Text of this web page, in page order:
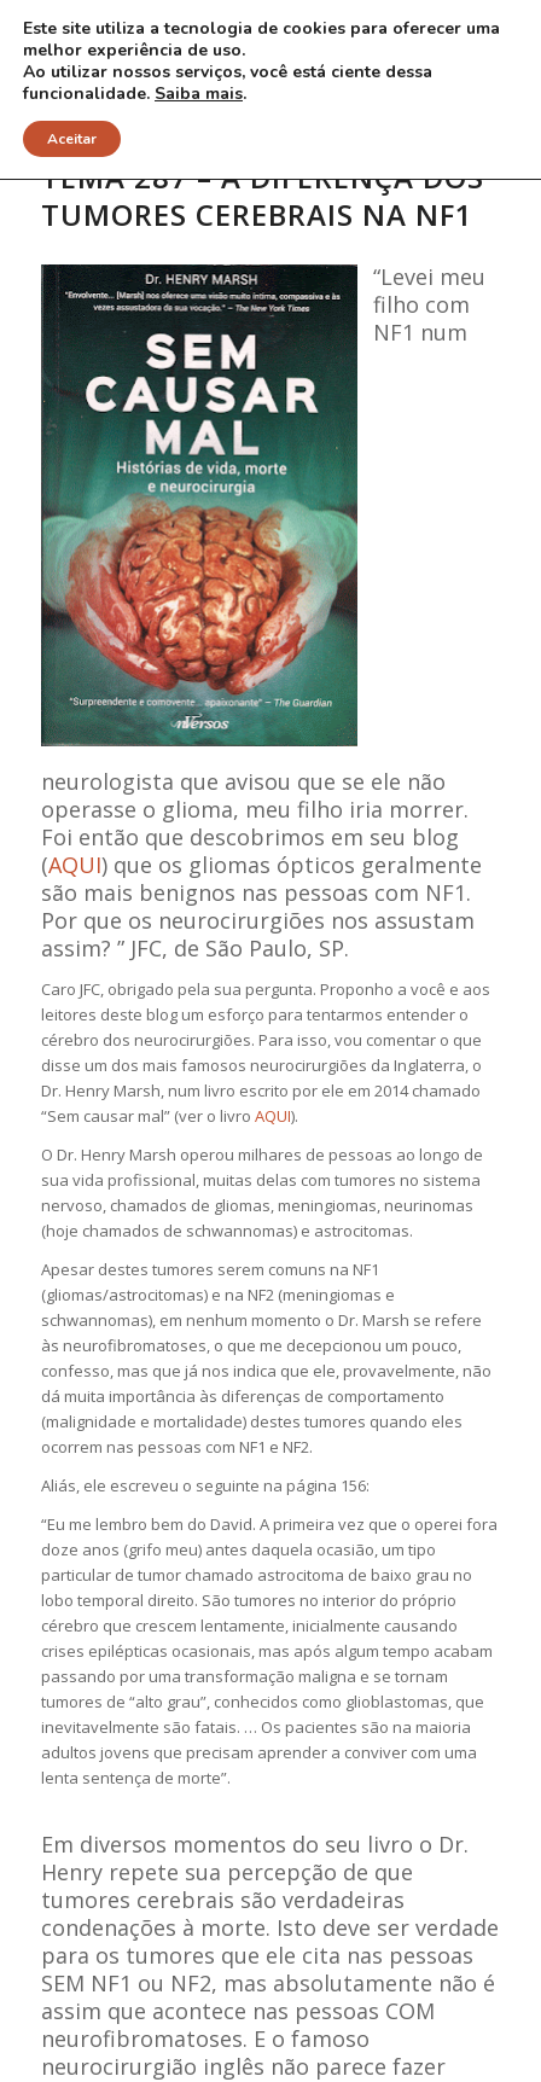
TEMA 287 – A DIFERENÇA DOS
TUMORES CEREBRAIS NA NF1
“Levei meu
filho com
NF1 num
neurologista que avisou que se ele não
operasse o glioma, meu filho iria morrer.
Foi então que descobrimos em seu blog
(AQUI) que os gliomas ópticos geralmente
são mais benignos nas pessoas com NF1.
Por que os neurocirurgiões nos assustam
assim? ”JFC, de São Paulo, SP.
Caro JFC, obrigado pela sua pergunta. Proponho a você e aos
leitores deste blog um esforço para tentarmos entender o
cérebro dos neurocirurgiões. Para isso, vou comentar o que
disse um dos mais famosos neurocirurgiões da Inglaterra, o
Dr. Henry Marsh, num livro escrito por ele em 2014 chamado
“Sem causar mal” (ver o livro AQUI).
O Dr. Henry Marsh operou milhares de pessoas ao longo de
sua vida profissional, muitas delas com tumores no sistema
nervoso, chamados de gliomas, meningiomas, neurinomas
(hoje chamados de schwannomas) e astrocitomas.
Apesar destes tumores serem comuns na NF1
(gliomas/astrocitomas) e na NF2 (meningiomas e
schwannomas), em nenhum momento o Dr. Marsh se refere
às neurofibromatoses, o que me decepcionou um pouco,
confesso, mas que já nos indica que ele, provavelmente, não
dá muita importância às diferenças de comportamento
(malignidade e mortalidade) destes tumores quando eles
ocorrem nas pessoas com NF1 e NF2.
Aliás, ele escreveu o seguinte na página 156:
“Eu me lembro bem do David. A primeira vez que o operei fora
doze anos (grifo meu) antes daquela ocasião, um tipo
particular de tumor chamado astrocitoma de baixo grau no
lobo temporal direito. São tumores no interior do próprio
cérebro que crescem lentamente, inicialmente causando
crises epilépticas ocasionais, mas após algum tempo acabam
passando por uma transformação maligna e se tornam
tumores de “alto grau”, conhecidos como glioblastomas, que
inevitavelmente são fatais. … Os pacientes são na maioria
adultos jovens que precisam aprender a conviver com uma
lenta sentença de morte”.
Em diversos momentos do seu livro o Dr.
Henry repete sua percepção de que
tumores cerebrais são verdadeiras
condenações à morte. Isto deve ser verdade
para os tumores que ele cita nas pessoas
SEM NF1 ou NF2, mas absolutamente não é
assim que acontece nas pessoas COM
neurofibromatoses. E o famoso
neurocirurgião inglês não parece fazer
Este site utiliza a tecnologia de cookies para oferecer uma
melhor experiência de uso.
Ao utilizar nossos serviços, você está ciente dessa
funcionalidade. Saiba mais.
Aceitar